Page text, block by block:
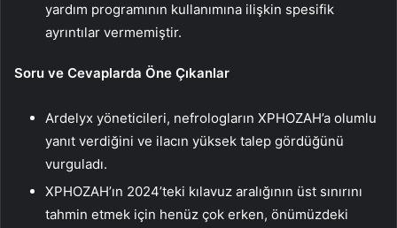
yardım programının kullanımına ilişkin spesifik
ayrıntılar vermemiştir.
Soru ve Cevaplarda Öne Çıkanlar
Ardelyx yöneticileri, nefrologların XPHOZAH’a olumlu
yanıt verdiğini ve ilacın yüksek talep gördüğünü
vurguladı.
XPHOZAH’ın 2024’teki kılavuz aralığının üst sınırını
tahmin etmek için henüz çok erken, önümüzdeki